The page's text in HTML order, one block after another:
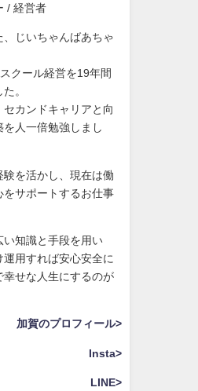
/ 経営者
じいちゃんばあちゃ
クール経営を19年間
。
カンドキャリアと向
人一倍勉強しまし
を活かし、現在は働
をサポートするお仕事
い知識と手段を用い
用すれば安心安全に
せな人生にするのが
加賀のプロフィール>
Insta>
LINE>